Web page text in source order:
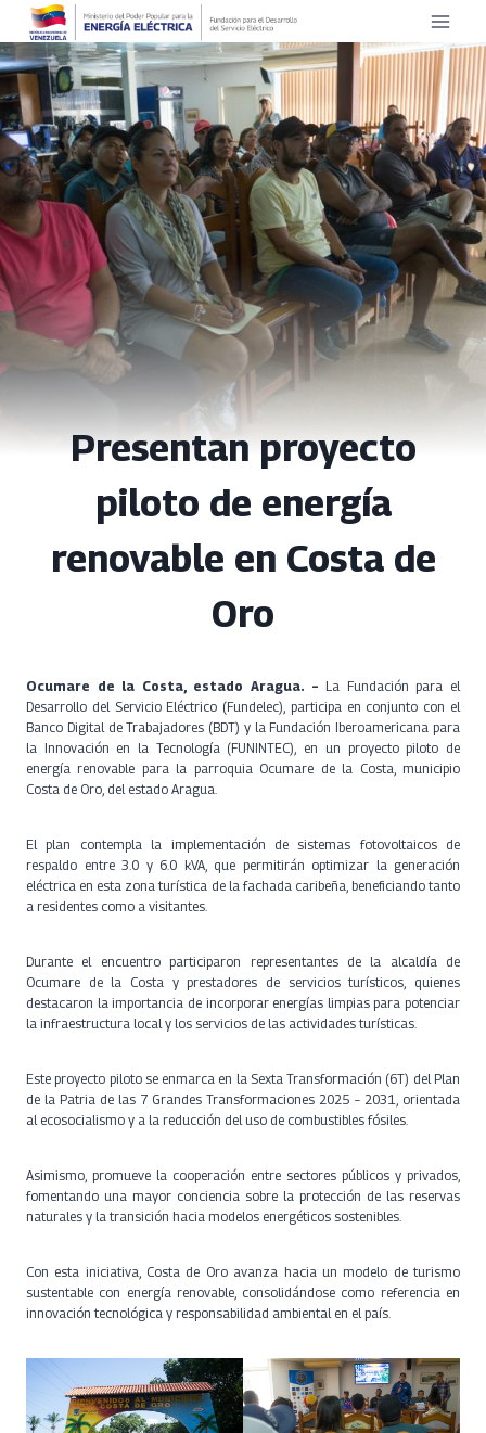
Saltar
contenido
Presentan proyecto
piloto de energía
renovable en Costa de
Oro
Ocumare de la Costa, estado Aragua. – La Fundación para el
Desarrollo del Servicio Eléctrico (Fundelec), participa en conjunto con el
Banco Digital de Trabajadores (BDT) y la Fundación Iberoamericana para
la Innovación en la Tecnología (FUNINTEC), en un proyecto piloto de
energía renovable para la parroquia Ocumare de la Costa, municipio
Costa de Oro, del estado Aragua.
El plan contempla la implementación de sistemas fotovoltaicos de
respaldo entre 3.0 y 6.0 kVA, que permitirán optimizar la generación
eléctrica en esta zona turística de la fachada caribeña, beneficiando tanto
a residentes como a visitantes.
Durante el encuentro participaron representantes de la alcaldía de
Ocumare de la Costa y prestadores de servicios turísticos, quienes
destacaron la importancia de incorporar energías limpias para potenciar
la infraestructura local y los servicios de las actividades turísticas.
Este proyecto piloto se enmarca en la Sexta Transformación (6T) del Plan
de la Patria de las 7 Grandes Transformaciones 2025 – 2031, orientada
al ecosocialismo y a la reducción del uso de combustibles fósiles.
Asimismo, promueve la cooperación entre sectores públicos y privados,
fomentando una mayor conciencia sobre la protección de las reservas
naturales y la transición hacia modelos energéticos sostenibles.
Con esta iniciativa, Costa de Oro avanza hacia un modelo de turismo
sustentable con energía renovable, consolidándose como referencia en
innovación tecnológica y responsabilidad ambiental en el país.